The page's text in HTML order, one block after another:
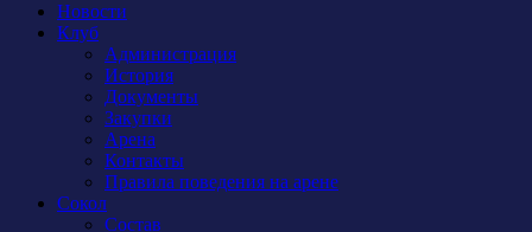
Новости
Клуб
Администрация
История
Документы
Закупки
Арена
Контакты
Правила поведения на арене
Сокол
Состав